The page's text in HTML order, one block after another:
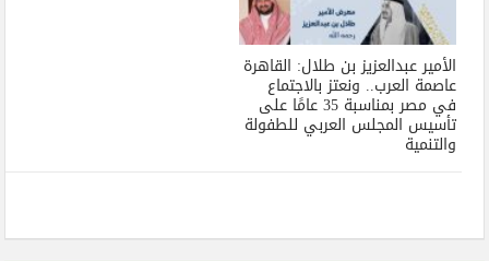
الأمير عبدالعزيز بن طلال: القاهرة
عاصمة العرب.. ونعتز بالاجتماع
في مصر بمناسبة 35 عامًا على
تأسيس المجلس العربي للطفولة
والتنمية